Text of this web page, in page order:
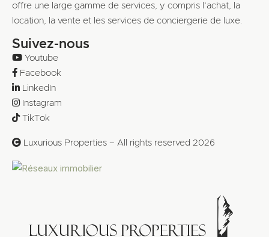
offre une large gamme de services, y compris l’achat, la
location, la vente et les services de conciergerie de luxe.
Suivez-nous
Youtube
Facebook
LinkedIn
Instagram
TikTok
Luxurious Properties – All rights reserved 2026